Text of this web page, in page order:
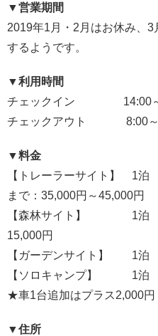
▼営業期間
2019年1月・2月はお休み、
するようです。
▼利用時間
チェックイン 14:00～
チェックアウト 8:00～
▼料金
【トレーラーサイト】 1
まで：35,000円～45,000円
【森林サイト】 1泊 車
15,000円
【ガーデンサイト】 1泊
【ソロキャンプ】 1泊
★車1台追加はプラス2,000円
▼住所